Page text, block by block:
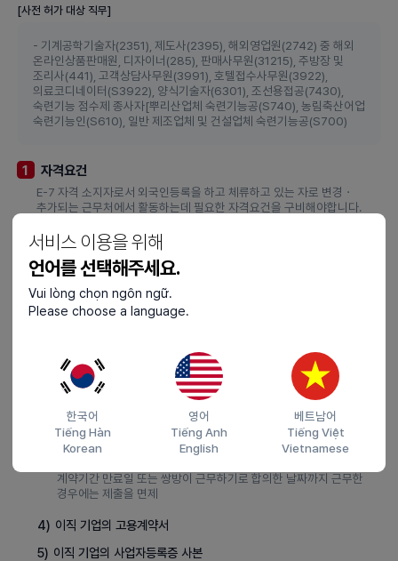
서비스 이용을 위해
언어를 선택해주세요.
Vui lòng chọn ngôn ngữ.
Please choose a language.
한국어
Tiếng Hàn
Korean
영어
Tiếng Anh
English
베트남어
Tiếng Việt
Vietnamese
[사전 허가 대상 직무]
- 기계공학기술자(2351), 제도사(2395), 해외영업원(2742) 중 해외
온라인상품판매원, 디자이너(285), 판매사무원(31215), 주방장 및
조리사(441), 고객상담사무원(3991), 호텔접수사무원(3922),
의료코디네이터(S3922), 양식기술자(6301), 조선용접공(7430),
숙련기능 점수제 종사자[뿌리산업체 숙련기능공(S740), 농림축산어업
숙련기능인(S610), 일반 제조업체 및 건설업체 숙련기능공(S700)
1 자격요건
E-7 자격 소지자로서 외국인등록을 하고 체류하고 있는 자로 변경・
추가되는 근무처에서 활동하는데 필요한 자격요건을 구비해야합니다.
원 고용주의 동의를 받지 못한 자는 제외 됩니다.
2 신고 절차
신고사유 발생일로부터 15일 이내에 관할 출입국ㆍ외국인청
제출서류
통합신청서 여권 및 외국인등록증
주무부처 장의 고용추천서 또는 고용의 필요성을 입증하는 서류
이전 고용 기업의 동의서
계약기간 만료일 또는 쌍방이 근무하기로 합의한 날짜까지 근무한
경우에는 제출을 면제
4) 이직 기업의 고용계약서
5) 이직 기업의 사업자등록증 사본